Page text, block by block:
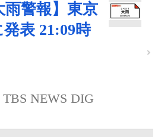
雨警報】東京
表 21:09時
TBS NEWS DIG